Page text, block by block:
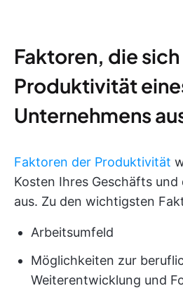
Faktoren, die
Produktivität
Unternehmens
Faktoren der Produktivität
Kosten Ihres Geschäfts und
aus. Zu den wichtigsten
Arbeitsumfeld
Möglichkeiten zur
Weiterentwicklung und